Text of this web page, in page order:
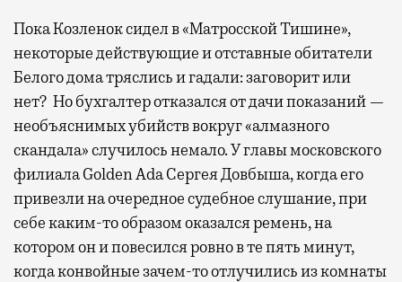
Пока Козленок сидел в «Матросской Тишине»,
некоторые действующие и отставные обитатели
Белого дома тряслись и гадали: заговорит или
нет? Но бухгалтер отказался от дачи показаний —
необъяснимых убийств вокруг «алмазного
скандала» случилось немало. У главы московского
филиала Golden Ada Сергея Довбыша, когда его
привезли на очередное судебное слушание, при
себе каким-то образом оказался ремень, на
котором он и повесился ровно в те пять минут,
когда конвойные зачем-то отлучились из комнаты